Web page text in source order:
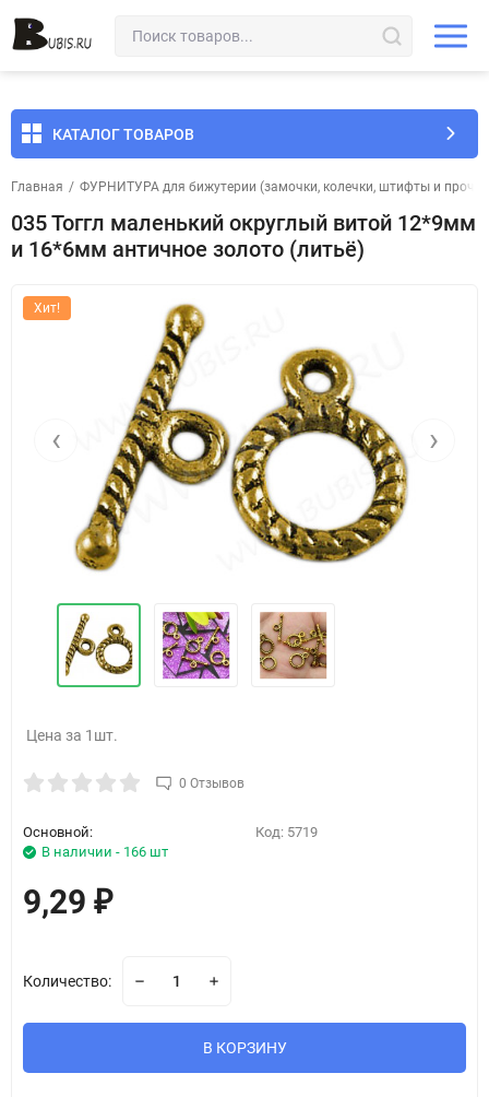
КАТАЛОГ ТОВАРОВ
Главная / ФУРНИТУРА для бижутерии (замочки, колечки, штифты и
035 Тоггл маленький округлый витой 12*9мм
и 16*6мм античное золото (литьё)
Хит!
‹ ›
Цена за 1шт.
0 Отзывов
Основной:
В наличии - 166 шт
Код: 5719
9,29 ₽
Количество:
В КОРЗИНУ